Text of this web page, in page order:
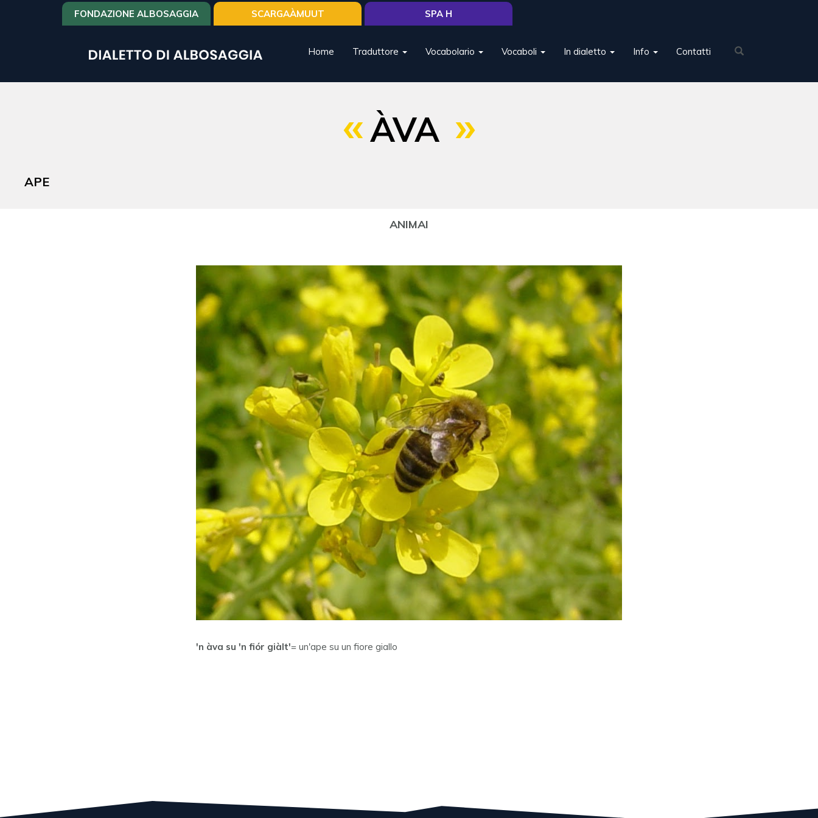
Home Traduttore Vocabolario Vocaboli In dialetto Info Contatti
FONDAZIONE ALBOSAGGIA SCARGAÀMUUT SPA H
ÀVA
APE
ANIMAI
'n àva su 'n fiór giàlt'= un'ape su un fiore giallo